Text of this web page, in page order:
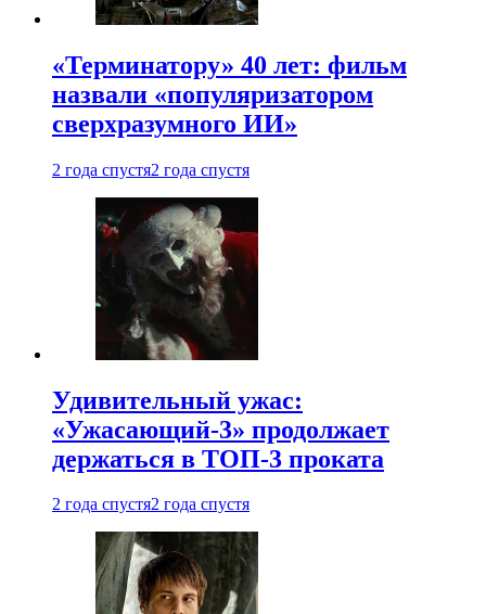
«Терминатору» 40 лет: фильм
назвали «популяризатором
сверхразумного ИИ»
2 года спустя2 года спустя
Удивительный ужас:
«Ужасающий-3» продолжает
держаться в ТОП-3 проката
2 года спустя2 года спустя